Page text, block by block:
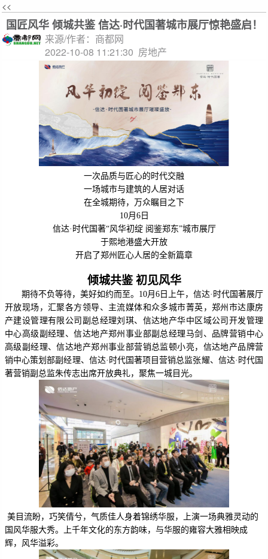
<<
国匠风华 倾城共鉴 信达·时代国著城市展厅惊艳盛启！
来源/作者：商都网
2022-10-08 11:21:30 房地产
一次品质与匠心的时代交融
一场城市与建筑的人居对话
在全城期待，万众瞩目之下
10月 6日
信达·时代国著“风华初绽 阅鉴郑东”城市展厅
于熙地港盛大开放
开启了郑州匠心人居的全新篇章
倾城共鉴 初见风华
期待不负等待，美好如约而至。10月6日上午，信达·时代国著展厅
开放现场，汇聚各方领导、主流媒体和众多城市菁英，郑州市达康房
产建设管理有限公司副总经理刘琪、信达地产华中区域公司开发管理
中心高级副经理、信达地产郑州事业部副总经理马剑、品牌营销中心
高级副经理、信达地产郑州事业部营销总监顿小亮，信达地产品牌营
销中心策划部副经理、信达·时代国著项目营销总监张耀、信达·时代国
著营销副总监朱传志出席开放典礼，聚焦一城目光。
美目流盼，巧笑倩兮，气质佳人身着锦绣华服，上演一场典雅灵动的
国 风华服大秀。上千年文化的东方韵味，与华服的雍容大雅相映成
辉，风华溢彩。